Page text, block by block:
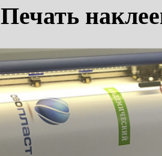
Печать